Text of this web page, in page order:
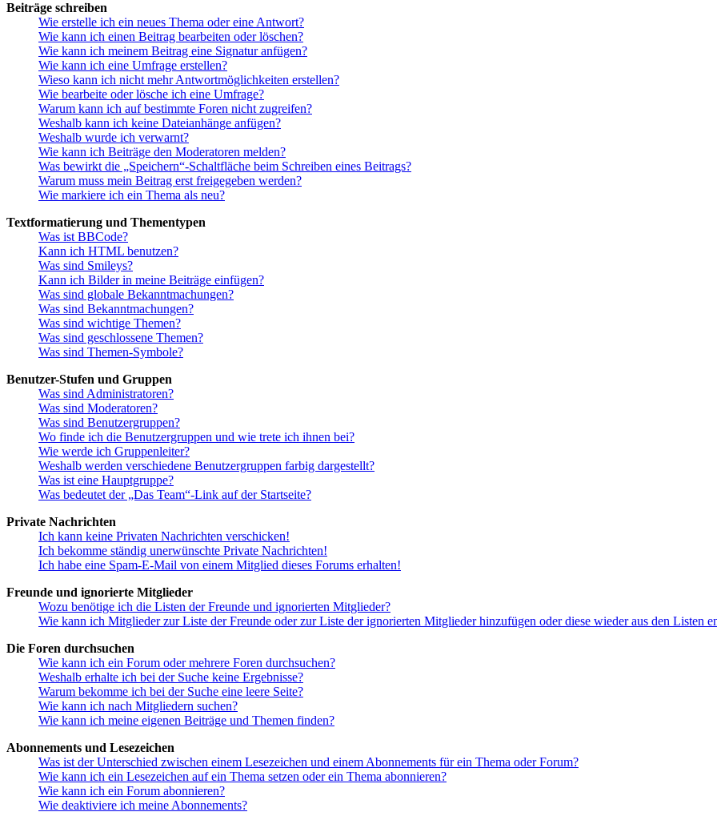
Beiträge schreiben
Wie erstelle ich ein neues Thema oder eine Antwort?
Wie kann ich einen Beitrag bearbeiten oder löschen?
Wie kann ich meinem Beitrag eine Signatur anfügen?
Wie kann ich eine Umfrage erstellen?
Wieso kann ich nicht mehr Antwortmöglichkeiten erstellen?
Wie bearbeite oder lösche ich eine Umfrage?
Warum kann ich auf bestimmte Foren nicht zugreifen?
Weshalb kann ich keine Dateianhänge anfügen?
Weshalb wurde ich verwarnt?
Wie kann ich Beiträge den Moderatoren melden?
Was bewirkt die „Speichern“-Schaltfläche beim Schreiben eines Beitrags?
Warum muss mein Beitrag erst freigegeben werden?
Wie markiere ich ein Thema als neu?
Textformatierung und Thementypen
Was ist BBCode?
Kann ich HTML benutzen?
Was sind Smileys?
Kann ich Bilder in meine Beiträge einfügen?
Was sind globale Bekanntmachungen?
Was sind Bekanntmachungen?
Was sind wichtige Themen?
Was sind geschlossene Themen?
Was sind Themen-Symbole?
Benutzer-Stufen und Gruppen
Was sind Administratoren?
Was sind Moderatoren?
Was sind Benutzergruppen?
Wo finde ich die Benutzergruppen und wie trete ich ihnen bei?
Wie werde ich Gruppenleiter?
Weshalb werden verschiedene Benutzergruppen farbig dargestellt?
Was ist eine Hauptgruppe?
Was bedeutet der „Das Team“-Link auf der Startseite?
Private Nachrichten
Ich kann keine Privaten Nachrichten verschicken!
Ich bekomme ständig unerwünschte Private Nachrichten!
Ich habe eine Spam-E-Mail von einem Mitglied dieses Forums erhalten!
Freunde und ignorierte Mitglieder
Wozu benötige ich die Listen der Freunde und ignorierten Mitglieder?
Wie kann ich Mitglieder zur Liste der Freunde oder zur Liste der ignorierten Mitglieder hinzufügen oder diese wieder aus den Listen
Die Foren durchsuchen
Wie kann ich ein Forum oder mehrere Foren durchsuchen?
Weshalb erhalte ich bei der Suche keine Ergebnisse?
Warum bekomme ich bei der Suche eine leere Seite?
Wie kann ich nach Mitgliedern suchen?
Wie kann ich meine eigenen Beiträge und Themen finden?
Abonnements und Lesezeichen
Was ist der Unterschied zwischen einem Lesezeichen und einem Abonnements für ein Thema oder Forum?
Wie kann ich ein Lesezeichen auf ein Thema setzen oder ein Thema abonnieren?
Wie kann ich ein Forum abonnieren?
Wie deaktiviere ich meine Abonnements?